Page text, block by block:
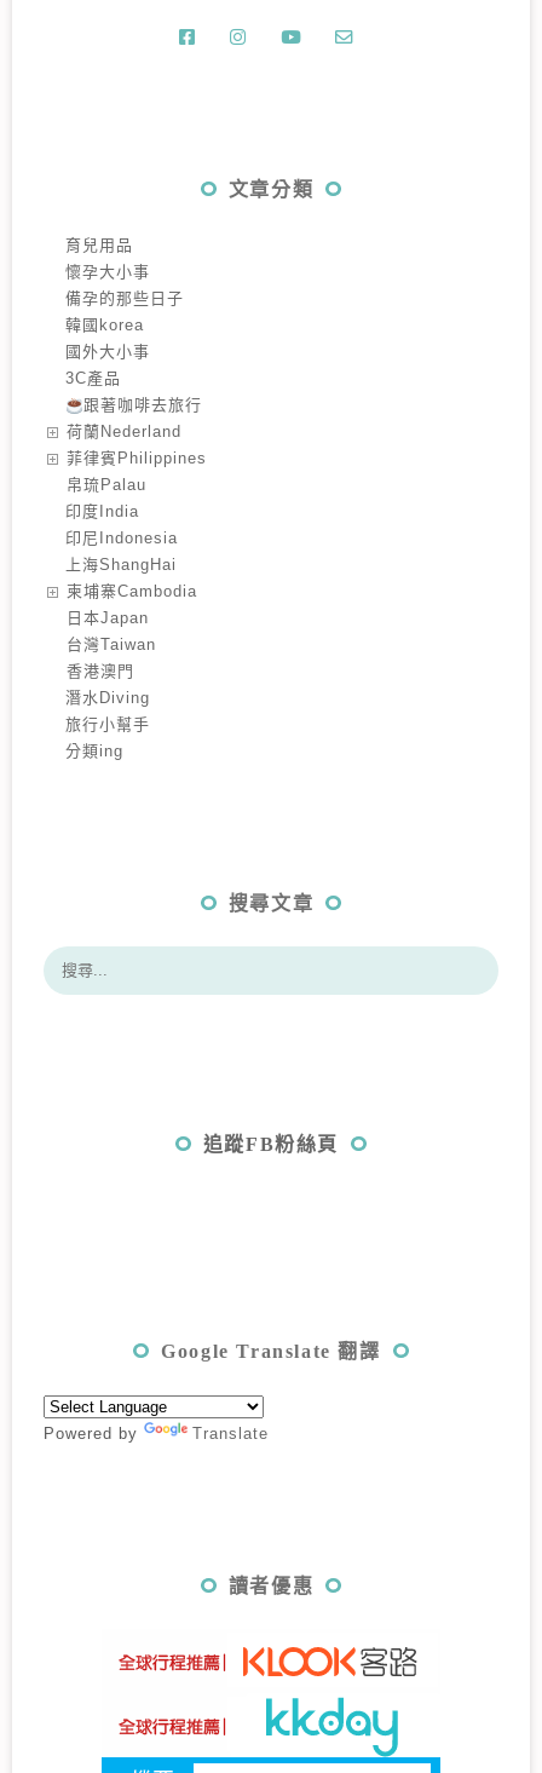
文章分類
育兒用品
懷孕大小事
備孕的那些日子
韓國korea
國外大小事
3C產品
跟著咖啡去旅行
️荷蘭Nederland
️菲律賓Philippines
️帛琉Palau
印度India
印尼Indonesia
上海ShangHai
️柬埔寨Cambodia
️日本Japan
️台灣Taiwan
️香港澳門
潛水Diving
旅行小幫手
分類ing
搜尋文章
追蹤FB粉絲頁
Google Translate 翻譯
Powered by Translate
讀者優惠